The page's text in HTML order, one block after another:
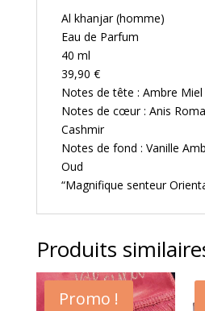
Al khanjar (homme)
Eau de Parfum
40 ml
39,90 €
Notes de tête : Ambre Miel
Notes de cœur : Anis
Cashmir
Notes de fond : Vanille
Oud
“Magnifique senteur
Produits
Promo !